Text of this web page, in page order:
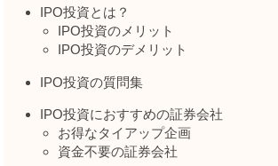
IPO投資とは？
IPO投資のメリット
IPO投資のデメリット
IPO投資の質問集
IPO投資におすすめの証券会社
お得なタイアップ企画
資金不要の証券会社